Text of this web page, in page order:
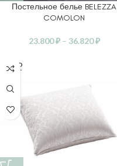
Постельное белье BELEZZA
COMOLON
23.800₽ – 36.820₽
SOLD
OUT